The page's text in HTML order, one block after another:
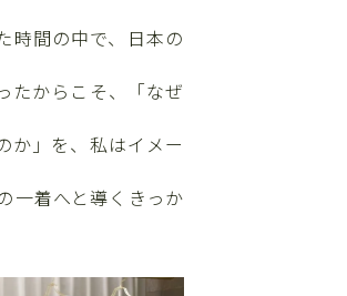
時間の中で、日本の
たからこそ、「なぜ
か」を、私はイメー
一着へと導くきっか